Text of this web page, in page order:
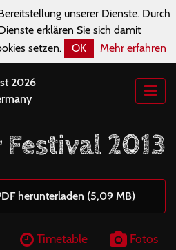
unserer Dienste. Durch
erklären Sie sich damit
setzen.
OK Mehr erfahren
2026
2013
herunterladen (5,09 MB)
Timetable Fotos